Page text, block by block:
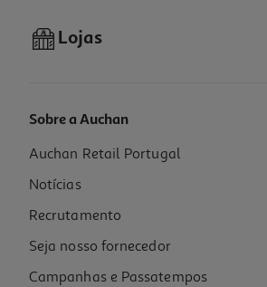
Lojas
Sobre a Auchan
Auchan Retail Portugal
Notícias
Recrutamento
Seja nosso fornecedor
Campanhas e Passatempos